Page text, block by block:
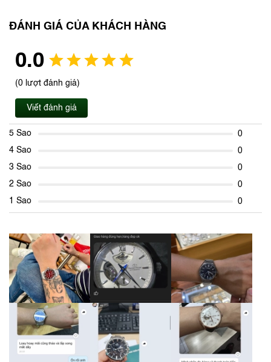
ĐÁNH GIÁ CỦA KHÁCH HÀNG
0.0
(0 lượt đánh giá)
Viết đánh giá
5 Sao
0
4 Sao
0
3 Sao
0
2 Sao
0
1 Sao
0